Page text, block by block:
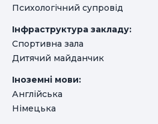
Психологічний супровід
Інфраструктура закладу:
Спортивна зала
Дитячий майданчик
Іноземні мови:
Англійська
Німецька